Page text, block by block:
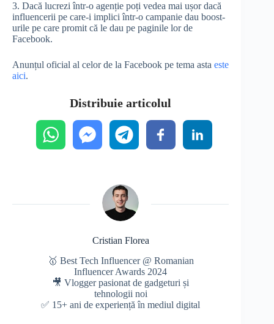
3. Dacă lucrezi într-o agenție poți vedea mai ușor dacă
influencerii pe care-i implici într-o campanie dau boost-
urile pe care promit că le dau pe paginile lor de
Facebook.
Anunțul oficial al celor de la Facebook pe tema asta este
aici.
Distribuie articolul
Cristian Florea
🥇 Best Tech Influencer @ Romanian
Influencer Awards 2024
🎥 Vlogger pasionat de gadgeturi și
tehnologii noi
✅ 15+ ani de experiență în mediul digital